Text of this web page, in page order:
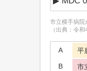
市立横手病院
（出典：令
A
平
B
市